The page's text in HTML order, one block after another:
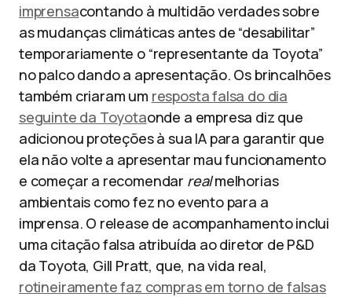
imprensacontando à multidão verdades sobre
as mudanças climáticas antes de “desabilitar”
temporariamente o “representante da Toyota”
no palco dando a apresentação. Os brincalhões
também criaram um resposta falsa do dia
seguinte da Toyotaonde a empresa diz que
adicionou proteções à sua IA para garantir que
ela não volte a apresentar mau funcionamento
e começar a recomendar realmelhorias
ambientais como fez no evento para a
imprensa. O release de acompanhamento inclui
uma citação falsa atribuída ao diretor de P&D
da Toyota, Gill Pratt, que, na vida real,
rotineiramente faz compras em torno de falsas